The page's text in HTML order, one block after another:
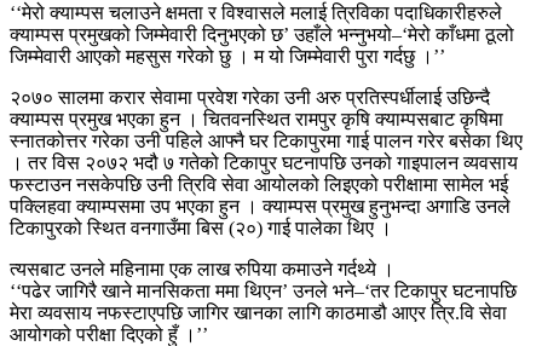
‘‘मेरो क्याम्पस चलाउने क्षमता र विश्वासले मलाई त्रिविका पदाधिकारीहरुले
क्याम्पस प्रमुखको जिम्मेवारी दिनुभएको छ’ उहाँले भन्नुभयो–‘मेरो काँधमा ठूलो
जिम्मेवारी आएको महसुस गरेको छु । म यो जिम्मेवारी पुरा गर्दछु ।’’
२०७० सालमा करार सेवामा प्रवेश गरेका उनी अरु प्रतिस्पर्धीलाई उछिन्दै
क्याम्पस प्रमुख भएका हुन । चितवनस्थित रामपुर कृषि क्याम्पसबाट कृषिमा
स्नातकोत्तर गरेका उनी पहिले आफ्नै घर टिकापुरमा गाई पालन गरेर बसेका थिए
। तर विस २०७२ भदौ ७ गतेको टिकापुर घटनापछि उनको गाइपालन व्यवसाय
फस्टाउन नसकेपछि उनी त्रिवि सेवा आयोलको लिइएको परीक्षामा सामेल भई
पक्लिहवा क्याम्पसमा उप भएका हुन । क्याम्पस प्रमुख हुनुभन्दा अगाडि उनले
टिकापुरको स्थित वनगाउँमा बिस (२०) गाई पालेका थिए ।
त्यसबाट उनले महिनामा एक लाख रुपिया कमाउने गर्दथ्ये ।
‘‘पढेर जागिरै खाने मानसिकता ममा थिएन’ उनले भने–‘तर टिकापुर घटनापछि
मेरा व्यवसाय नफस्टाएपछि जागिर खानका लागि काठमाडौ आएर त्रि.वि सेवा
आयोगको परीक्षा दिएको हुँ ।’’